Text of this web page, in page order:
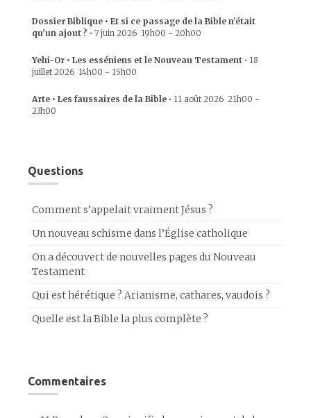
Dossier Biblique • Et si ce passage de la Bible n’était
qu’un ajout ? • 7 juin 2026 19h00 - 20h00
Yehi-Or • Les esséniens et le Nouveau Testament • 18
juillet 2026 14h00 - 15h00
Arte • Les faussaires de la Bible • 11 août 2026 21h00 -
23h00
Questions
Comment s’appelait vraiment Jésus ?
Un nouveau schisme dans l’Église catholique
On a découvert de nouvelles pages du Nouveau
Testament
Qui est hérétique ? Arianisme, cathares, vaudois ?
Quelle est la Bible la plus complète ?
Commentaires